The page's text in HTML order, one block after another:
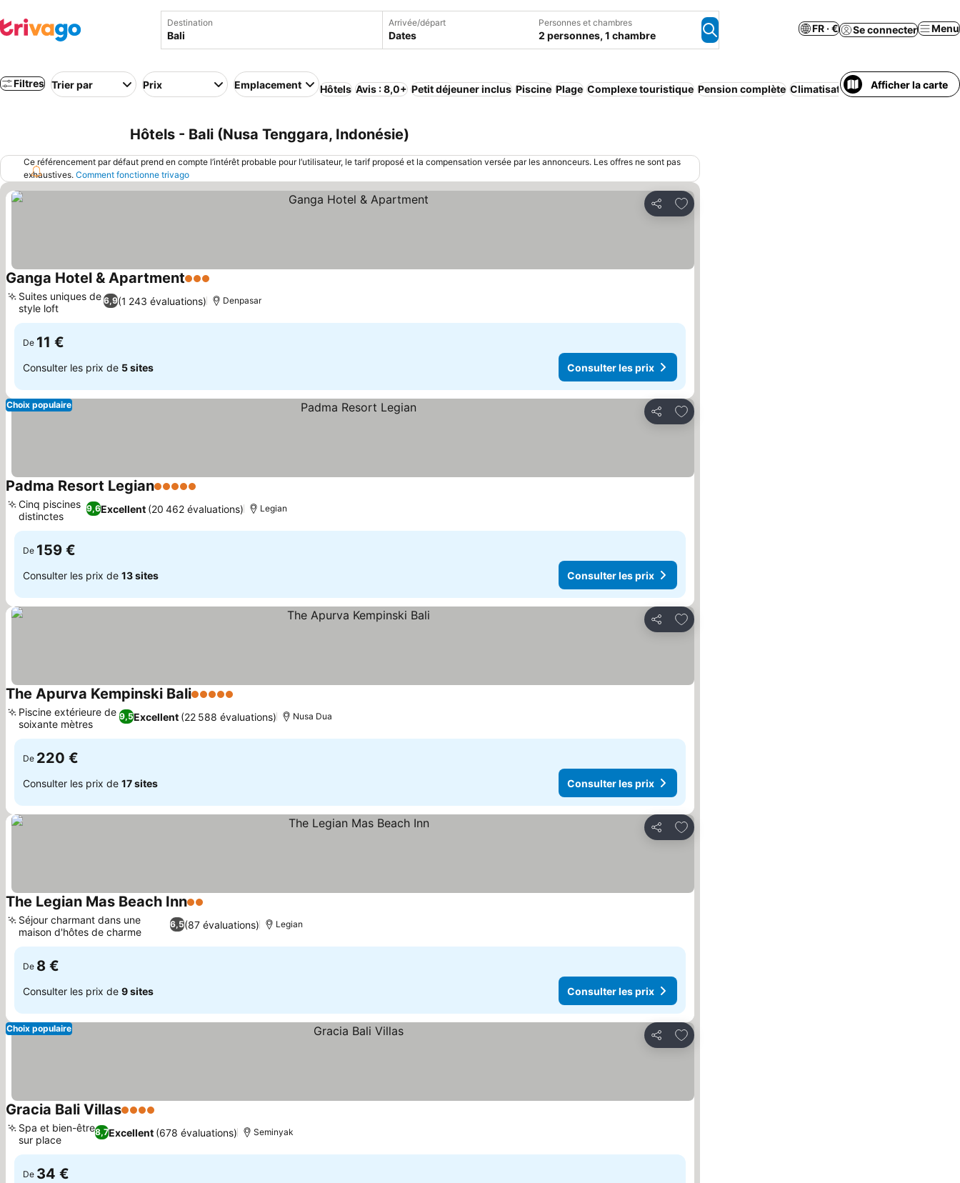
Destination Arrivée/départ
Dates
Personnes et chambres
2 personnes, 1 chambre
FR · € Se connecter Menu
Filtres Trier par Prix Emplacement Hôtels Avis : 8,0+ Petit déjeuner inclus Piscine Plage Complexe touristique Pension complète Climatisation Wi-Fi Appart’hôtel
Afficher la carte
Hôtels - Bali (Nusa Tenggara, Indonésie)
Ce référencement par défaut prend en compte l’intérêt probable pour l’utilisateur, le tarif proposé et la compensation versée par les annonceurs. Les offres ne sont pas
exhaustives. Comment fonctionne trivago
Partager
Ajouter à mes favoris
Ganga Hotel & Apartment3 Étoiles
6,9(1 243 évaluations)
Suites uniques de
style loft
Denpasar
De 11 €
Consulter les prix de 5 sites Consulter les prix
Partager
Ajouter à mes favoris
Choix populaire
Padma Resort Legian5 Étoiles
9,6Excellent (20 462 évaluations)
Cinq piscines
distinctes
Legian
De 159 €
Consulter les prix de 13 sites Consulter les prix
Partager
Ajouter à mes favoris
The Apurva Kempinski Bali5 Étoiles
9,5Excellent (22 588 évaluations)
Piscine extérieure de
soixante mètres
Nusa Dua
De 220 €
Consulter les prix de 17 sites Consulter les prix
Partager
Ajouter à mes favoris
The Legian Mas Beach Inn2 Étoiles
6,5(87 évaluations)
Séjour charmant dans une
maison d'hôtes de charme
Legian
De 8 €
Consulter les prix de 9 sites Consulter les prix
Partager
Ajouter à mes favoris
Choix populaire
Gracia Bali Villas4 Étoiles
8,7Excellent (678 évaluations)
Spa et bien-être
sur place
Seminyak
De 34 €